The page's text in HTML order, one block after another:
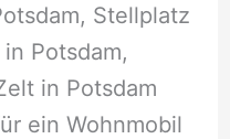
Stellplatz
Potsdam,
in Potsdam
ein Wohnmobil